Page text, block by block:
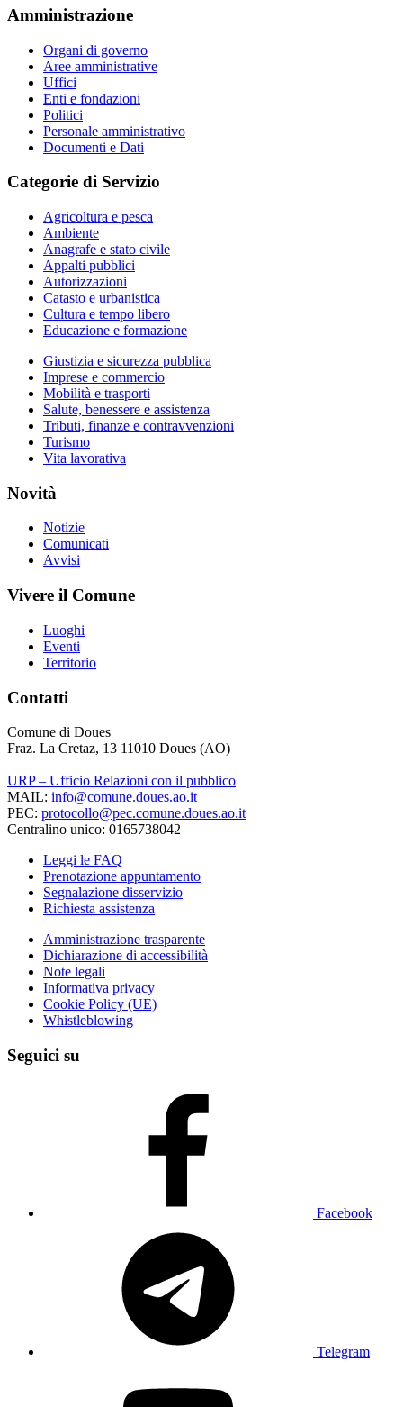
Amministrazione
Organi di governo
Aree amministrative
Uffici
Enti e fondazioni
Politici
Personale amministrativo
Documenti e Dati
Categorie di Servizio
Agricoltura e pesca
Ambiente
Anagrafe e stato civile
Appalti pubblici
Autorizzazioni
Catasto e urbanistica
Cultura e tempo libero
Educazione e formazione
Giustizia e sicurezza pubblica
Imprese e commercio
Mobilità e trasporti
Salute, benessere e assistenza
Tributi, finanze e contravvenzioni
Turismo
Vita lavorativa
Novità
Notizie
Comunicati
Avvisi
Vivere il Comune
Luoghi
Eventi
Territorio
Contatti
Comune di Doues
Fraz. La Cretaz, 13 11010 Doues (AO)
URP – Ufficio Relazioni con il pubblico
MAIL: info@comune.doues.ao.it
PEC: protocollo@pec.comune.doues.ao.it
Centralino unico: 0165738042
Leggi le FAQ
Prenotazione appuntamento
Segnalazione disservizio
Richiesta assistenza
Amministrazione trasparente
Dichiarazione di accessibilità
Note legali
Informativa privacy
Cookie Policy (UE)
Whistleblowing
Seguici su
Facebook
Telegram